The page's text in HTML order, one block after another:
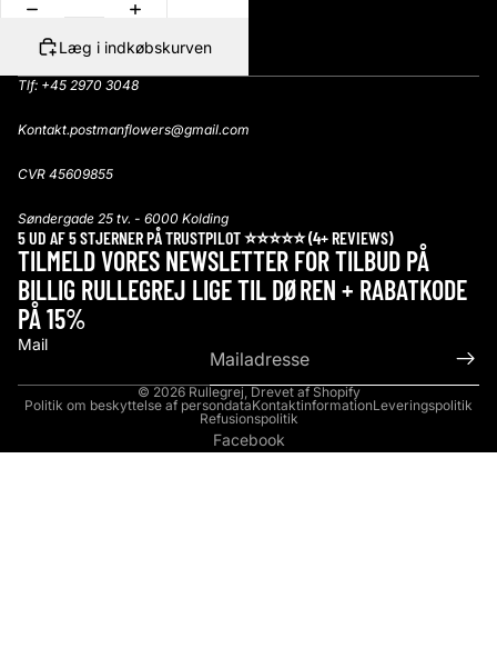
Læg i indkøbskurven
Tlf: +45 2970 3048
Kontakt.postmanflowers@gmail.com
CVR 45609855
Søndergade 25 tv. - 6000 Kolding
5 UD AF 5 STJERNER PÅTRUSTPILOT⭐️⭐️⭐️⭐️⭐️ (4+ REVIEWS)
TILMELD VORES NEWSLETTER FOR TILBUD PÅ
BILLIG RULLEGREJ LIGE TIL DØREN + RABATKODE
PÅ 15%
Mail
© 2026 Rullegrej, Drevet af Shopify
Politik om beskyttelse af persondataKontaktinformationLeveringspolitik
Refusionspolitik
Facebook